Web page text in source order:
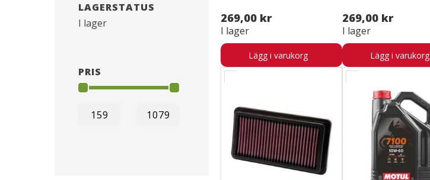
LAGERSTATUS
I lager
PRIS
269,00 kr
I lager
Lägg i varukorg
269,00 kr
I lager
Lägg i varukorg